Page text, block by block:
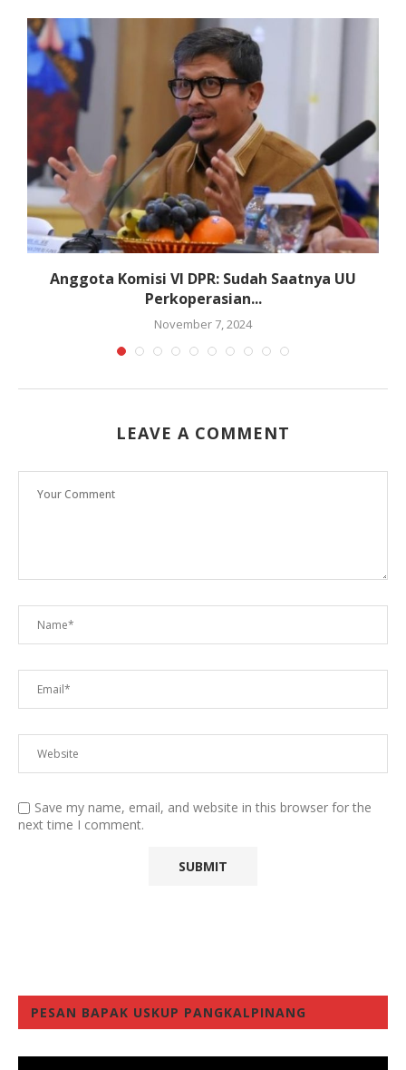
Anggota Komisi VI DPR: Sudah Saatnya UU
Perkoperasian...
November 7, 2024
LEAVE A COMMENT
Save my name, email, and website in this browser for the
next time I comment.
PESAN BAPAK USKUP PANGKALPINANG